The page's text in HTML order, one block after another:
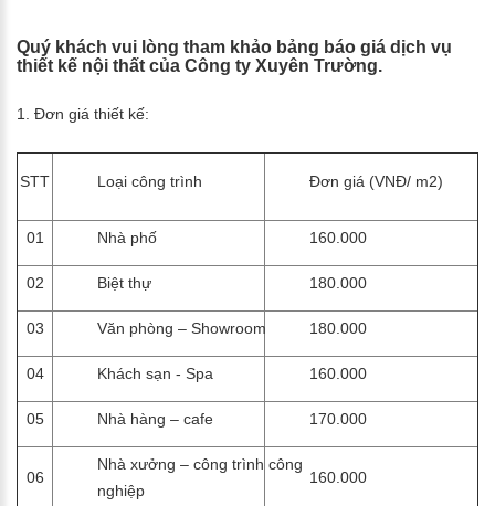
Quý khách vui lòng tham khảo bảng báo giá dịch vụ
thiết kế nội thất của Công ty Xuyên Trường.
1. Đơn giá thiết kế:
STT Loại công trình Đơn giá (VNĐ/ m2)
01 Nhà phố 160.000
02 Biệt thự 180.000
03 Văn phòng – Showroom 180.000
04 Khách sạn - Spa 160.000
05 Nhà hàng – cafe 170.000
06
Nhà xưởng – công trình công
nghiệp
160.000